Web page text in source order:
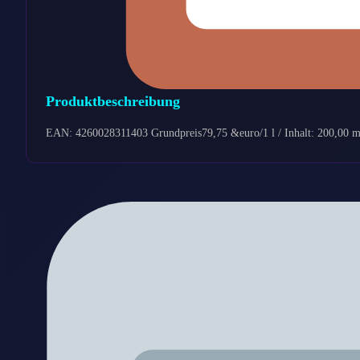
Produktbeschreibung
EAN: 4260028311403 Grundpreis79,75 &euro/1 l / Inhalt: 200,00